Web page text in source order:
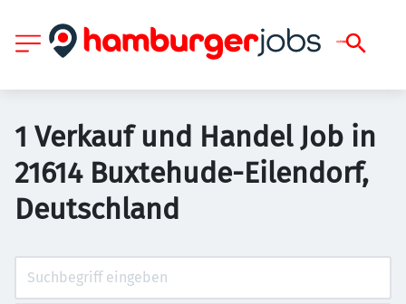
1 Verkauf und Handel Job in
21614 Buxtehude-Eilendorf,
Deutschland